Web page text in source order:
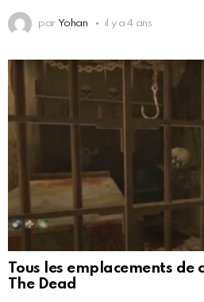
par Yohan il y a 4 ans
Tous les emplacements de
The Dead